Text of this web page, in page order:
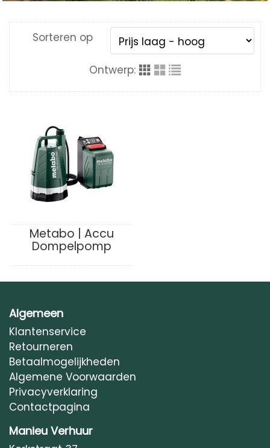
Sorteren op
Ontwerp:
Metabo | Accu
Dompelpomp
Algemeen
Klantenservice
Retourneren
Betaalmogelijkheden
Algemene Voorwaarden
Privacyverklaring
Contactpagina
Manieu Verhuur